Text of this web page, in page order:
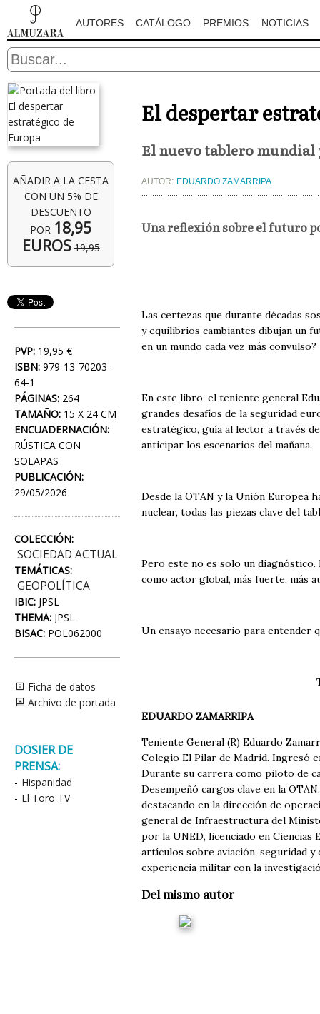
AUTORES CATÁLOGO PREMIOS NOTICIAS
AÑADIR A LA CESTA
CON UN 5% DE
DESCUENTO
POR 18,95
EUROS 19,95
PVP: 19,95 €
ISBN: 979-13-70203-
64-1
PÁGINAS: 264
TAMAÑO: 15 X 24 CM
ENCUADERNACIÓN:
RÚSTICA CON
SOLAPAS
PUBLICACIÓN:
29/05/2026
COLECCIÓN:
SOCIEDAD ACTUAL
TEMÁTICAS:
GEOPOLÍTICA
IBIC: JPSL
THEMA: JPSL
BISAC: POL062000
Ficha de datos
Archivo de portada
DOSIER DE
PRENSA:
- Hispanidad
- El Toro TV
El despertar
El nuevo tablero mundial
AUTOR: EDUARDO ZAMARRIPA
Una reflexión sobre el futuro
Las certezas que durante décadas
y equilibrios cambiantes dibujan un
en un mundo cada vez más convulso?
En este libro, el teniente general
grandes desafíos de la seguridad
estratégico, guía al lector a través
anticipar los escenarios del mañana.
Desde la OTAN y la Unión Europea
nuclear, todas las piezas clave del
Pero este no es solo un diagnóstico.
como actor global, más fuerte, más
Un ensayo necesario para entender
EDUARDO ZAMARRIPA
Teniente General (R) Eduardo
Colegio El Pilar de Madrid. Ingresó
Durante su carrera como piloto de
Desempeñó cargos clave en la
destacando en la dirección de
general de Infraestructura del
por la UNED, licenciado en Ciencias
artículos sobre aviación, seguridad y
experiencia militar con la
Del mismo autor